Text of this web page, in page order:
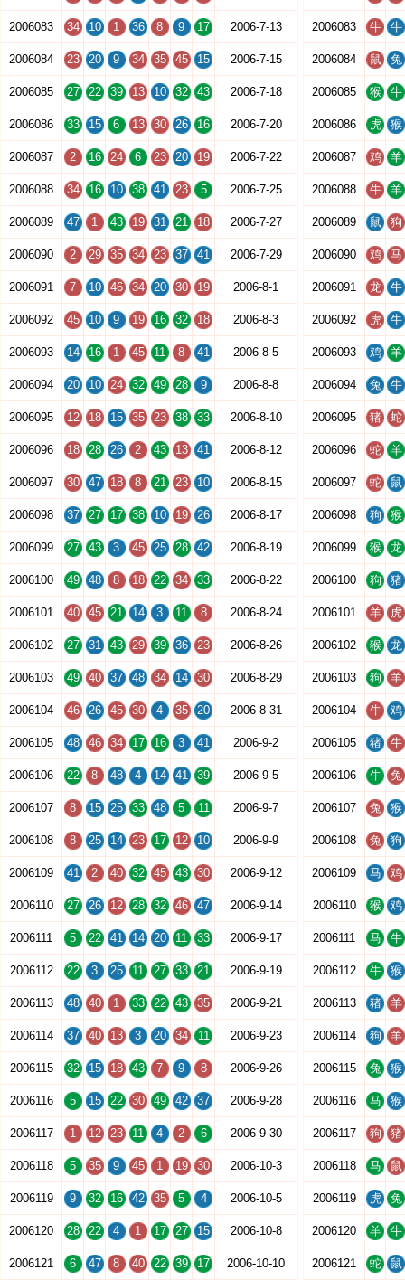
2006083 34 10 1 36 8 9 17 2006-7-13
2006084 23 20 9 34 35 45 15 2006-7-15
2006085 27 22 39 13 10 32 43 2006-7-18
2006086 33 15 6 13 30 26 16 2006-7-20
2006087 2 16 24 6 23 20 19 2006-7-22
2006088 34 16 10 38 41 23 5 2006-7-25
2006089 47 1 43 19 31 21 18 2006-7-27
2006090 2 29 35 34 23 37 41 2006-7-29
2006091 7 10 46 34 20 30 19 2006-8-1
2006092 45 10 9 19 16 32 18 2006-8-3
2006093 14 16 1 45 11 8 41 2006-8-5
2006094 20 10 24 32 49 28 9 2006-8-8
2006095 12 18 15 35 23 38 33 2006-8-10
2006096 18 28 26 2 43 13 41 2006-8-12
2006097 30 47 18 8 21 23 10 2006-8-15
2006098 37 27 17 38 10 19 26 2006-8-17
2006099 27 43 3 45 25 28 42 2006-8-19
2006100 49 48 8 18 22 34 33 2006-8-22
2006101 40 45 21 14 3 11 8 2006-8-24
2006102 27 31 43 29 39 36 23 2006-8-26
2006103 49 40 37 48 34 14 30 2006-8-29
2006104 46 26 45 30 4 35 20 2006-8-31
2006105 48 46 34 17 16 3 41 2006-9-2
2006106 22 8 48 4 14 41 39 2006-9-5
2006107 8 15 25 33 48 5 11 2006-9-7
2006108 8 25 14 23 17 12 10 2006-9-9
2006109 41 2 40 32 45 43 30 2006-9-12
2006110 27 26 12 28 32 46 47 2006-9-14
2006111 5 22 41 14 20 11 33 2006-9-17
2006112 22 3 25 11 27 33 21 2006-9-19
2006113 48 40 1 33 22 43 35 2006-9-21
2006114 37 40 13 3 20 34 11 2006-9-23
2006115 32 15 18 43 7 9 8 2006-9-26
2006116 5 15 22 30 49 42 37 2006-9-28
2006117 1 12 23 11 4 2 6 2006-9-30
2006118 5 35 9 45 1 19 30 2006-10-3
2006119 9 32 16 42 35 5 4 2006-10-5
2006120 28 22 4 1 17 27 15 2006-10-8
2006121 6 47 8 40 22 39 17 2006-10-10
2006083 牛 牛
2006084 鼠 兔
2006085 猴 牛
2006086 虎 猴
2006087 鸡 羊
2006088 牛 羊
2006089 鼠 狗
2006090 鸡 马
2006091 龙 牛
2006092 虎 牛
2006093 鸡 羊
2006094 兔 牛
2006095 猪 蛇
2006096 蛇 羊
2006097 蛇 鼠
2006098 狗 猴
2006099 猴 龙
2006100 狗 猪
2006101 羊 虎
2006102 猴 龙
2006103 狗 羊
2006104 牛 鸡
2006105 猪 牛
2006106 牛 兔
2006107 兔 猴
2006108 兔 狗
2006109 马 鸡
2006110 猴 鸡
2006111 马 牛
2006112 牛 猴
2006113 猪 羊
2006114 狗 羊
2006115 兔 猴
2006116 马 猴
2006117 狗 猪
2006118 马 鼠
2006119 虎 兔
2006120 羊 牛
2006121 蛇 鼠